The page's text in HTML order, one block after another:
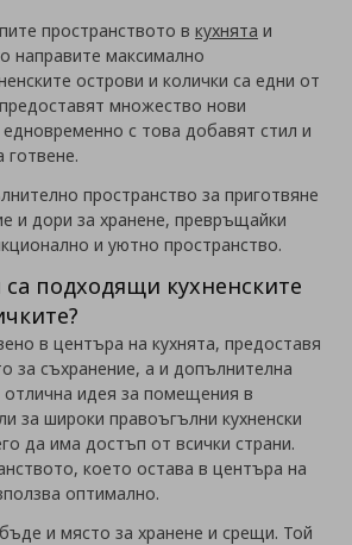
пространството в кухнята и
направите максимално
острови и колички са едни от
множество нови
с това добавят стил и
готвене.
пространство за приготвяне
и дори за хранене, превръщайки
и уютно пространство.
са подходящи кухненските
в центъра на кухнята, предоставя
за съхранение, а и допълнителна
идея за помещения в
за широки правоъгълни кухненски
да има достъп от всички страни.
което остава в центъра на
оптимално.
и място за хранене и срещи. Той